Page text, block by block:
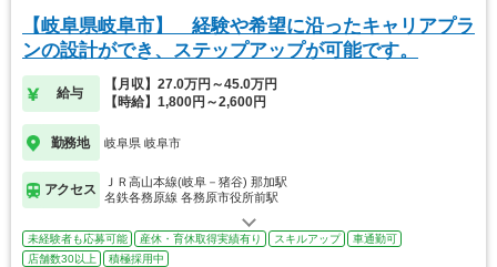
【岐阜県岐阜市】 経験や希望に沿ったキャリアプラ
ンの設計ができ、ステップアップが可能です。
給与
【月収】27.0万円～45.0万円
【時給】1,800円～2,600円
勤務地 岐阜県 岐阜市
アクセス
ＪＲ高山本線(岐阜－猪谷) 那加駅
名鉄各務原線 各務原市役所前駅
未経験者も応募可能 産休・育休取得実績有り スキルアップ
車通勤可
店舗数30以上
積極採用中